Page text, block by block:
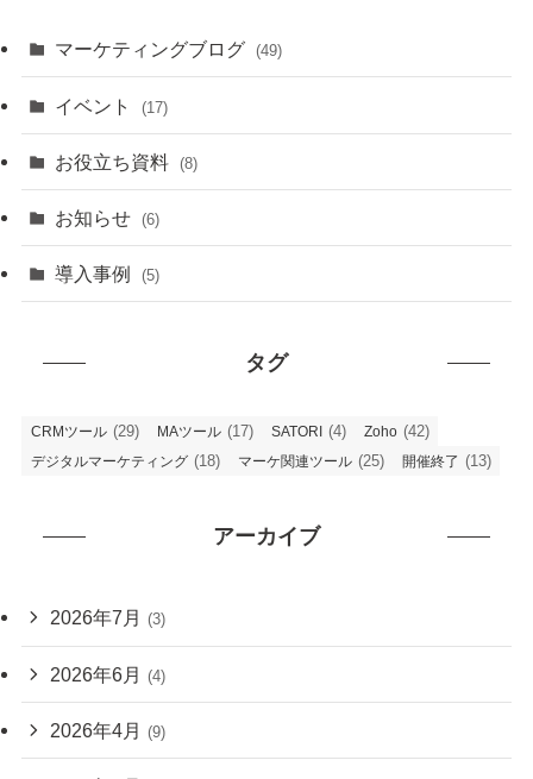
マーケティングブログ (49)
イベント (17)
お役立ち資料 (8)
お知らせ (6)
導入事例 (5)
タグ
CRMツール (29) MAツール (17) SATORI (4) Zoho (42)
デジタルマーケティング (18) マーケ関連ツール (25) 開催終了 (13)
アーカイブ
2026年7月 (3)
2026年6月 (4)
2026年4月 (9)